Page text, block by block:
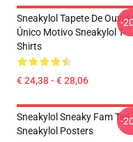
Sneakylol Tapete De
Único Motivo Sneakylol T-
Shirts
€ 24,38 - € 28,06
-
Sneakylol Sneaky Fam Tee
Sneakylol Posters
-